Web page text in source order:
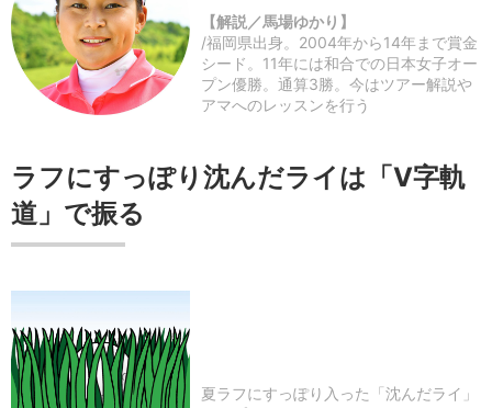
【解説／馬場ゆかり】
/福岡県出身。2004年から14年まで賞金
シード。11年には和合での日本女子オー
プン優勝。通算3勝。今はツアー解説や
アマへのレッスンを行う
ラフにすっぽり沈んだライは「V字軌
道」で振る
夏ラフにすっぽり入った「沈んだライ」